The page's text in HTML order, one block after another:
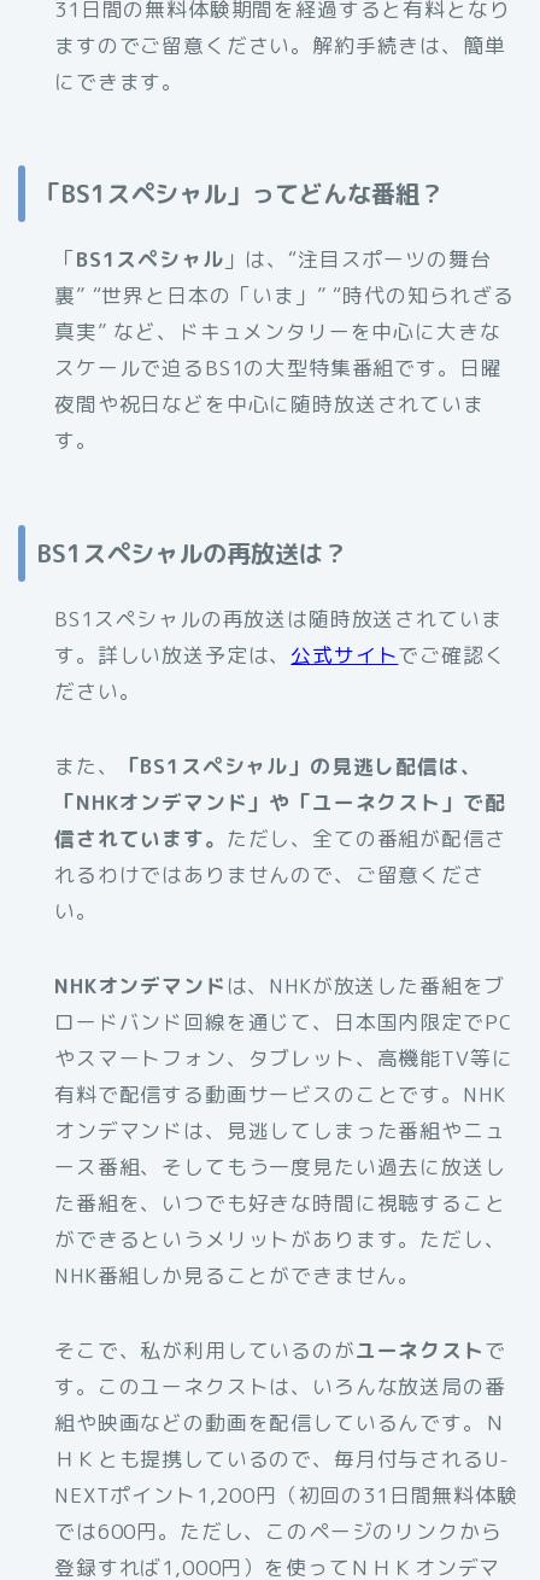
31日間の無料体験期間を経過すると有料となり
ますのでご留意ください。解約手続きは、簡単
にできます。
「BS1スペシャル」ってどんな番組？
「BS1スペシャル 」は、“注目スポーツの舞台
裏” “世界と日本の「いま」” “時代の知られざる
真実” など、ドキュメンタリーを中心に大きな
スケールで迫るBS1の大型特集番組です。日曜
夜間や祝日などを中心に随時放送されていま
す。
BS1スペシャルの再放送は？
BS1スペシャルの再放送は随時放送されていま
す。詳しい放送予定は、 公式サイトでご確認く
ださい。
また、
「BS1スペシャル」の見逃し配信は、
「NHKオンデマンド」や「ユーネクスト」で配
信されています。 ただし、全ての番組が配信さ
れるわけではありませんので、ご留意くださ
い。
NHKオンデマンド は、NHKが放送した番組をブ
ロードバンド回線を通じて、日本国内限定でPC
やスマートフォン、タブレット、高機能TV等に
有料で配信する動画サービスのことです。NHK
オンデマンドは、見逃してしまった番組やニュ
ース番組、そしてもう一度見たい過去に放送し
た番組を、いつでも好きな時間に視聴すること
ができるというメリットがあります。ただし、
NHK番組しか見ることができません。
そこで、私が利用しているのがユーネクストで
す。このユーネクストは、いろんな放送局の番
組や映画などの動画を配信しているんです。Ｎ
ＨＫとも提携しているので、毎月付与されるU-
NEXTポイント1,200円（初回の31日間無料体験
では600円。ただし、このページのリンクから
登録すれば1,000円）を使ってＮＨＫオンデマ